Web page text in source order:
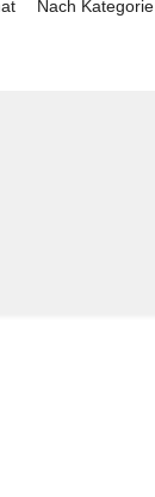
Nach Kategorie